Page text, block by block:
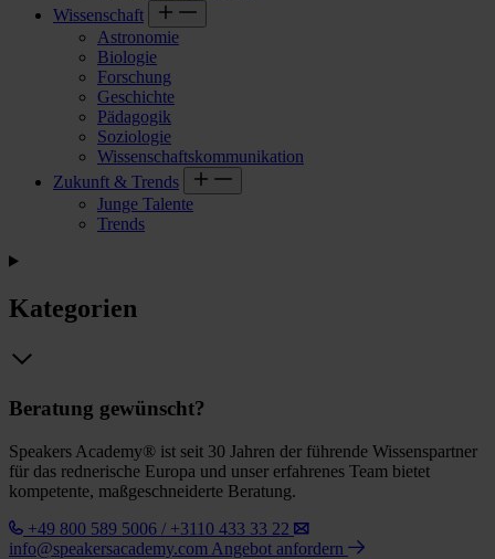
Wissenschaft
Astronomie
Biologie
Forschung
Geschichte
Pädagogik
Soziologie
Wissenschaftskommunikation
Zukunft & Trends
Junge Talente
Trends
Kategorien
Beratung gewünscht?
Speakers Academy® ist seit 30 Jahren der führende Wissenspartner
für das rednerische Europa und unser erfahrenes Team bietet
kompetente, maßgeschneiderte Beratung.
+49 800 589 5006 / +3110 433 33 22
info@speakersacademy.com Angebot anfordern